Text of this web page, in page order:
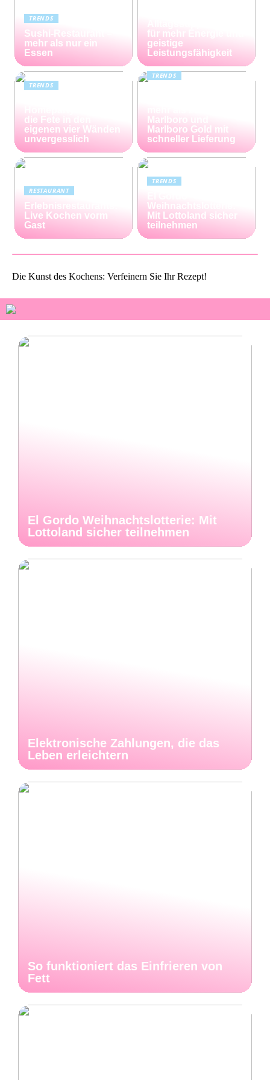
TRENDS
Sushi-Restaurant –
mehr als nur ein
Essen
für mehr Energie und
geistige
Leistungsfähigkeit
TRENDS
die Fete in den
eigenen vier Wänden
unvergesslich
TRENDS
Marlboro und
Marlboro Gold mit
schneller Lieferung
RESTAURANT
Erlebnisrestaurants:
Live Kochen vorm
Gast
TRENDS
Weihnachtslotterie:
Mit Lottoland sicher
teilnehmen
Die Kunst des Kochens: Verfeinern Sie Ihr Rezept!
El Gordo Weihnachtslotterie: Mit
Lottoland sicher teilnehmen
Elektronische Zahlungen, die das
Leben erleichtern
So funktioniert das Einfrieren von
Fett